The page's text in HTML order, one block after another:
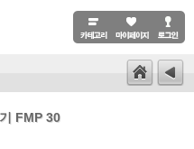
FMP 30